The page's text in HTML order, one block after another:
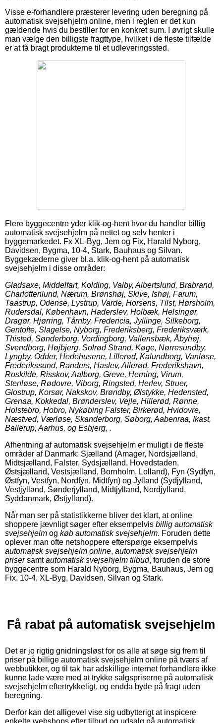
Visse e-forhandlere præsterer levering uden beregning på
automatisk svejsehjelm online, men i reglen er det kun
gældende hvis du bestiller for en konkret sum. I øvrigt skulle
man vælge den billigste fragttype, hvilket i de fleste tilfælde
er at få bragt produkterne til et udleveringssted.
Flere byggecentre yder klik-og-hent hvor du handler billig
automatisk svejsehjelm på nettet og selv henter i
byggemarkedet. Fx XL-Byg, Jem og Fix, Harald Nyborg,
Davidsen, Bygma, 10-4, Stark, Bauhaus og Silvan.
Byggekæderne giver bl.a. klik-og-hent på automatisk
svejsehjelm i disse områder:
Gladsaxe, Middelfart, Kolding, Valby, Albertslund, Brabrand,
Charlottenlund, Nærum, Brønshøj, Skive, Ishøj, Farum,
Taastrup, Odense, Lystrup, Varde, Horsens, Tilst, Hørsholm,
Rudersdal, København, Haderslev, Holbæk, Helsingør,
Dragør, Hjørring, Tårnby, Fredericia, Jyllinge, Silkeborg,
Gentofte, Slagelse, Nyborg, Frederiksberg, Frederiksværk,
Thisted, Sønderborg, Vordingborg, Vallensbæk, Åbyhøj,
Svendborg, Højbjerg, Solrød Strand, Køge, Nørresundby,
Lyngby, Odder, Hedehusene, Lillerød, Kalundborg, Vanløse,
Frederikssund, Randers, Haslev, Allerød, Frederikshavn,
Roskilde, Risskov, Aalborg, Greve, Herning, Virum,
Stenløse, Rødovre, Viborg, Ringsted, Herlev, Struer,
Glostrup, Korsør, Nakskov, Brøndby, Ølstykke, Hedensted,
Grenaa, Kokkedal, Brønderslev, Vejle, Hillerød, Rønne,
Holstebro, Hobro, Nykøbing Falster, Birkerød, Hvidovre,
Næstved, Værløse, Skanderborg, Søborg, Aabenraa, Ikast,
Ballerup, Aarhus, og Esbjerg, .
Afhentning af automatisk svejsehjelm er muligt i de fleste
områder af Danmark: Sjælland (Amager, Nordsjælland,
Midtsjælland, Falster, Sydsjælland, Hovedstaden,
Østsjælland, Vestsjælland, Bornholm, Lolland), Fyn (Sydfyn,
Østfyn, Vestfyn, Nordfyn, Midtfyn) og Jylland (Sydjylland,
Vestjylland, Sønderjylland, Midtjylland, Nordjylland,
Syddanmark, Østjylland).
Når man ser på statistikkerne bliver det klart, at online
shoppere jævnligt søger efter eksempelvis billig automatisk
svejsehjelm og køb automatisk svejsehjelm. Foruden dette
oplever man ofte netshoppere efterspørge eksempelvis
automatisk svejsehjelm online, automatisk svejsehjelm
prisersamtautomatisk svejsehjelm tilbud, foruden de store
byggecentre som Harald Nyborg, Bygma, Bauhaus, Jem og
Fix, 10-4, XL-Byg, Davidsen, Silvan og Stark.
Få rabat på automatisk svejsehjelm
Det er jo rigtig gnidningsløst for os alle at søge sig frem til
priser på billige automatisk svejsehjelm online på tværs af
webbutikker, og til tak har adskillige internet forhandlere ikke
kunne lade være med at trykke salgspriserne på automatisk
svejsehjelm eftertrykkeligt, og endda byde på fragt uden
beregning.
Derfor kan det alligevel vise sig udbytterigt at inspicere
enkelte webshops efter tilbud og udsalg på automatisk